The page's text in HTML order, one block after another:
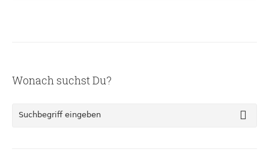
Wonach suchst Du?